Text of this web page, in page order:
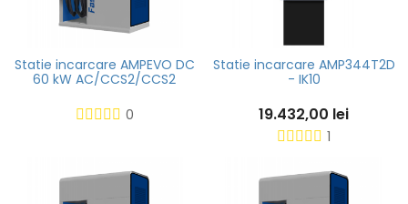
Statie incarcare AMPEVO DC
60 kW AC/CCS2/CCS2
0
Statie incarcare AMP344T2D
- IK10
19.432,00 lei
1